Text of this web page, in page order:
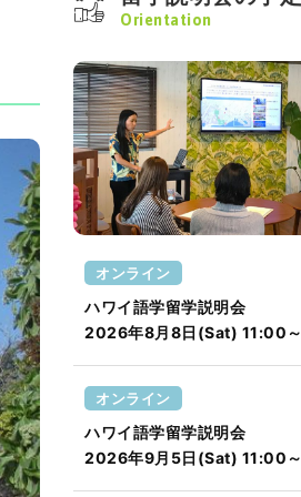
Orientation
オンライン
ハワイ語学留学説明会
2026年8月8日(Sat) 11:00～
オンライン
ハワイ語学留学説明会
2026年9月5日(Sat) 11:00～